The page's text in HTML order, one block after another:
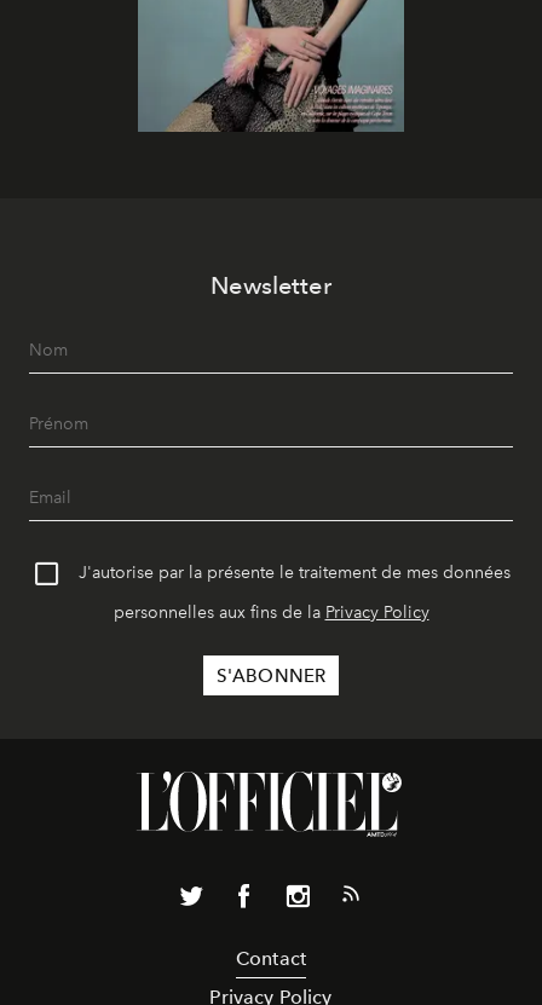
Newsletter
J'autorise par la présente le traitement de mes données
personnelles aux fins de la Privacy Policy
Contact
Privacy Policy